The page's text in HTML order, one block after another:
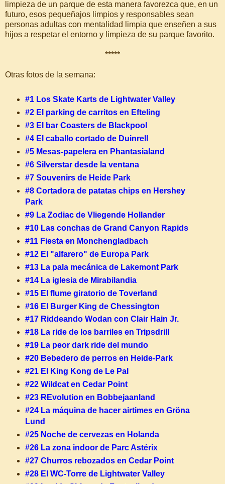
limpieza de un parque de esta manera favorezca que, en un
futuro, esos pequeñajos limpios y responsables sean
personas adultas con mentalidad limpia que enseñen a sus
hijos a respetar el entorno y limpieza de su parque favorito.
*****
Otras fotos de la semana:
#1 Los Skate Karts de Lightwater Valley
#2 El parking de carritos en Efteling
#3 El bar Coasters de Blackpool
#4 El caballo cortado de Duinrell
#5 Mesas-papelera en Phantasialand
#6 Silverstar desde la ventana
#7 Souvenirs de Heide Park
#8 Cortadora de patatas chips en Hershey
Park
#9 La Zodiac de Vliegende Hollander
#10 Las conchas de Grand Canyon Rapids
#11 Fiesta en Monchengladbach
#12 El "alfarero" de Europa Park
#13 La pala mecánica de Lakemont Park
#14 La iglesia de Mirabilandia
#15 El flume giratorio de Toverland
#16 El Burger King de Chessington
#17 Riddeando Wodan con Clair Hain Jr.
#18 La ride de los barriles en Tripsdrill
#19 La peor dark ride del mundo
#20 Bebedero de perros en Heide-Park
#21 El King Kong de Le Pal
#22 Wildcat en Cedar Point
#23REvolution en Bobbejaanland
#24 La máquina de hacer airtimes en Gröna
Lund
#25 Noche de cervezas en Holanda
#26 La zona indoor de Parc Astérix
#27 Churros rebozados en Cedar Point
#28 El WC-Torre de Lightwater Valley